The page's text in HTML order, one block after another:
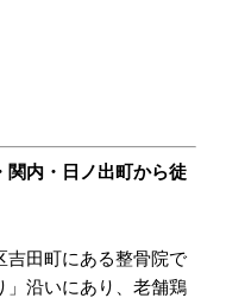
関内・日ノ出町から徒
吉田町にある整骨院で
」沿いにあり、老舗鶏